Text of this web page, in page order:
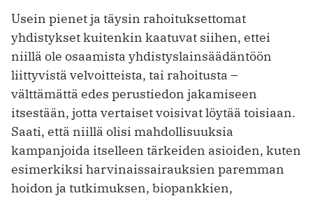
Usein pienet ja täysin rahoituksettomat
yhdistykset kuitenkin kaatuvat siihen, ettei
niillä ole osaamista yhdistyslainsäädäntöön
liittyvistä velvoitteista, tai rahoitusta –
välttämättä edes perustiedon jakamiseen
itsestään, jotta vertaiset voisivat löytää toisiaan.
Saati, että niillä olisi mahdollisuuksia
kampanjoida itselleen tärkeiden asioiden, kuten
esimerkiksi harvinaissairauksien paremman
hoidon ja tutkimuksen, biopankkien,